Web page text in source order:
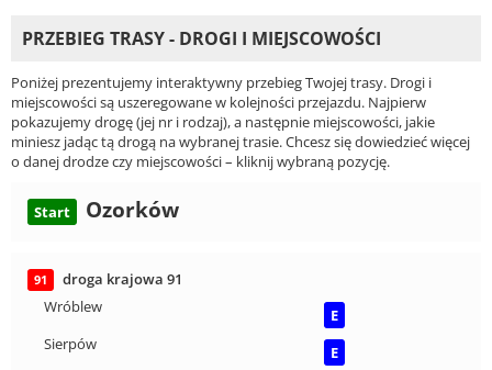
PRZEBIEG TRASY - DROGI I MIEJSCOWOŚCI
Poniżej prezentujemy interaktywny przebieg Twojej trasy. Drogi i
miejscowości są uszeregowane w kolejności przejazdu. Najpierw
pokazujemy drogę (jej nr i rodzaj), a następnie miejscowości, jakie
miniesz jadąc tą drogą na wybranej trasie. Chcesz się dowiedzieć więcej
o danej drodze czy miejscowości – kliknij wybraną pozycję.
Start Ozorków
91
droga krajowa 91
Wróblew
E
Sierpów
E